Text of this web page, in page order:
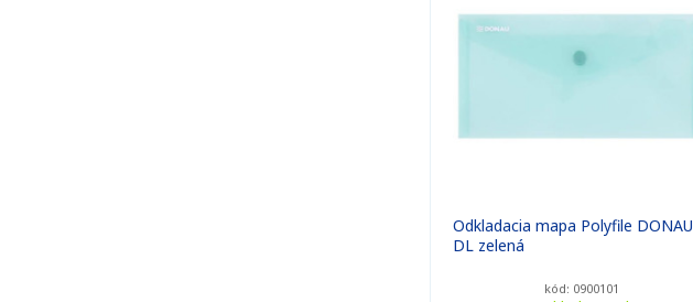
Odkladacia mapa Polyfile DONAU
DL zelená
kód: 0900101